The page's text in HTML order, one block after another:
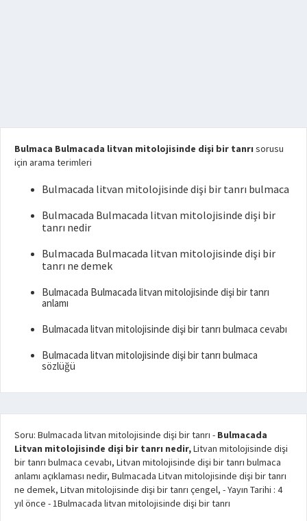
Bulmaca Bulmacada litvan mitolojisinde dişi bir tanrı sorusu
için arama terimleri
Bulmacada litvan mitolojisinde dişi bir tanrı bulmaca
Bulmacada Bulmacada litvan mitolojisinde dişi bir
tanrı nedir
Bulmacada Bulmacada litvan mitolojisinde dişi bir
tanrı ne demek
Bulmacada Bulmacada litvan mitolojisinde dişi bir tanrı
anlamı
Bulmacada litvan mitolojisinde dişi bir tanrı bulmaca cevabı
Bulmacada litvan mitolojisinde dişi bir tanrı bulmaca
sözlüğü
Soru: Bulmacada litvan mitolojisinde dişi bir tanrı - Bulmacada
Litvan mitolojisinde dişi bir tanrı nedir,Litvan mitolojisinde dişi
bir tanrı bulmaca cevabı, Litvan mitolojisinde dişi bir tanrı bulmaca
anlamı açıklaması nedir, Bulmacada Litvan mitolojisinde dişi bir tanrı
ne demek, Litvan mitolojisinde dişi bir tanrı çengel, - Yayın Tarihi : 4
yıl önce -1Bulmacada litvan mitolojisinde dişi bir tanrı